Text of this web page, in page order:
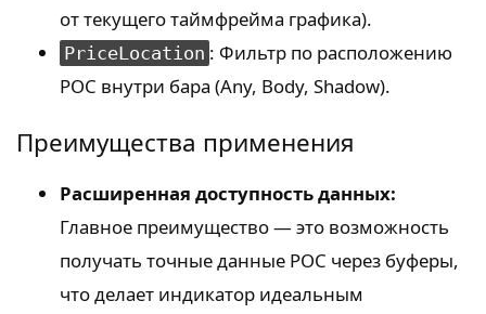
от текущего таймфрейма графика).
PriceLocation : Фильтр по расположению
POC внутри бара (Any, Body, Shadow).
Преимущества применения
Расширенная доступность данных:
Главное преимущество — это возможность
получать точные данные POC через буферы,
что делает индикатор идеальным